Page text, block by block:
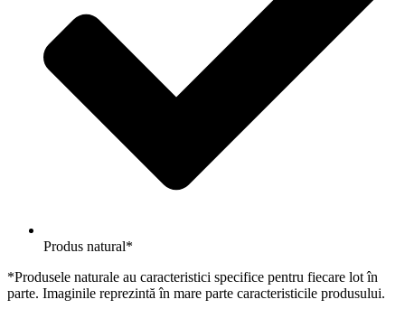
Produs natural*
*Produsele naturale au caracteristici specifice pentru fiecare lot în
parte. Imaginile reprezintă în mare parte caracteristicile produsului.